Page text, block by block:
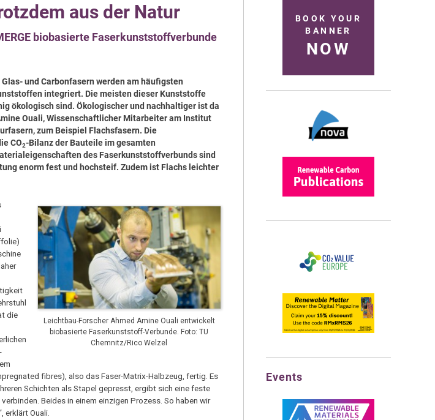
aus der Natur
biobasierte Faserkunststoffverbunde
und Carbonfasern werden am häufigsten
integriert. Die meisten dieser Kunststoffe
ökologisch sind. Ökologischer und nachhaltiger ist da
Ouali, Wissenschaftlicher Mitarbeiter am Institut
zum Beispiel Flachsfasern. Die
CO2-Bilanz der Bauteile im gesamten
des Faserkunststoffverbunds sind
enorm fest und hochsteif. Zudem ist Flachs leichter
Leichtbau-Forscher Ahmed Amine Ouali entwickelt
biobasierte Faserkunststoff-Verbunde. Foto: TU
Chemnitz/Rico Welzel
die
fibres), also das Faser-Matrix-Halbzeug, fertig. Es
Schichten als Stapel gepresst, ergibt sich eine feste
Beides in einem einzigen Prozess. So haben wir
erklärt Ouali.
BOOK YOUR
BANNER
NOW
Events